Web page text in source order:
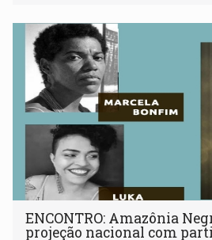
ENCONTRO: Amazônia
projeção nacional com